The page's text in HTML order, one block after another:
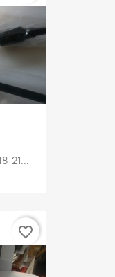
21...
favorite_border